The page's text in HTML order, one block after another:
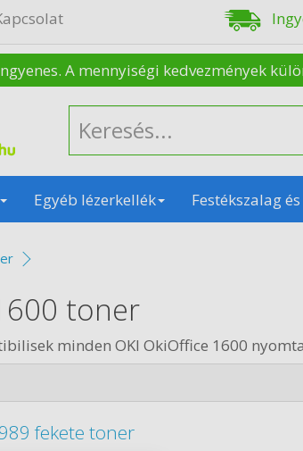
A mennyiségi kedvezmények
Egyéb lézerkellék Festékszalag
toner
minden OKI OkiOffice 1600
fekete toner